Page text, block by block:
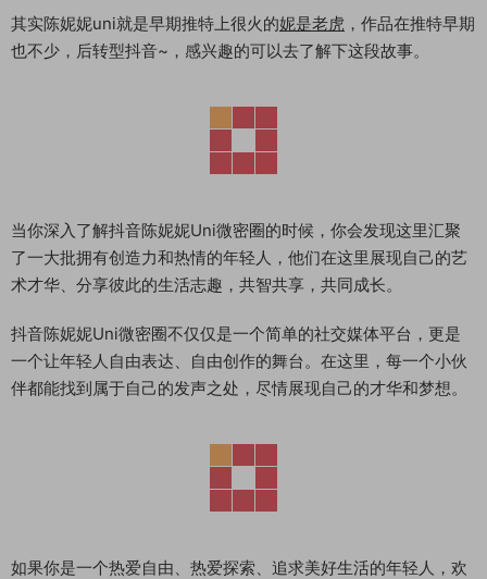
其实陈妮妮uni就是早期推特上很火的妮是老虎 ，作品在推特早期
也不少，后转型抖音~，感兴趣的可以去了解下这段故事。
当你深入了解抖音陈妮妮Uni微密圈的时候，你会发现这里汇聚
了一大批拥有创造力和热情的年轻人，他们在这里展现自己的艺
术才华、分享彼此的生活志趣，共智共享，共同成长。
抖音陈妮妮Uni微密圈不仅仅是一个简单的社交媒体平台，更是
一个让年轻人自由表达、自由创作的舞台。在这里，每一个小伙
伴都能找到属于自己的发声之处，尽情展现自己的才华和梦想。
如果你是一个热爱自由、热爱探索、追求美好生活的年轻人，欢